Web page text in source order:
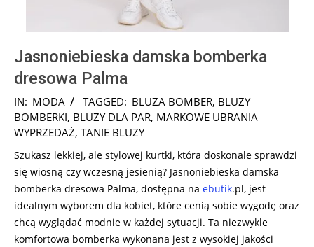
Jasnoniebieska damska bomberka
dresowa Palma
2024-
09-
27
IN: MODA TAGGED: BLUZA BOMBER, BLUZY
BOMBERKI, BLUZY DLA PAR, MARKOWE UBRANIA
WYPRZEDAŻ, TANIE BLUZY
Szukasz lekkiej, ale stylowej kurtki, która doskonale sprawdzi
się wiosną czy wczesną jesienią? Jasnoniebieska damska
bomberka dresowa Palma, dostępna na ebutik.pl, jest
idealnym wyborem dla kobiet, które cenią sobie wygodę oraz
chcą wyglądać modnie w każdej sytuacji. Ta niezwykle
komfortowa bomberka wykonana jest z wysokiej jakości